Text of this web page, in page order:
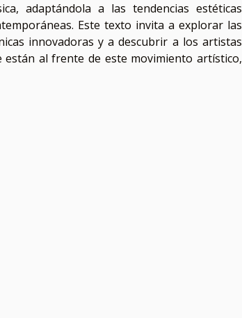
adaptándola a las tendencias estéticas
Este texto invita a explorar las
innovadoras y a descubrir a los artistas
están al frente de este movimiento artístico,